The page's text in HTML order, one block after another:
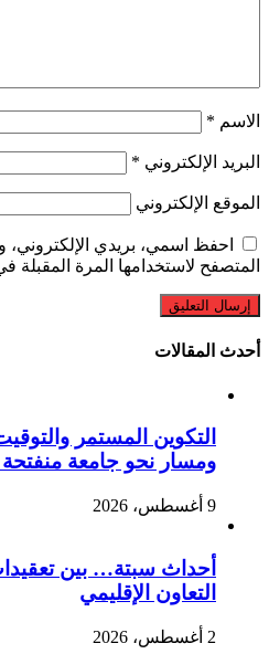
الاسم *
البريد الإلكتروني *
الموقع الإلكتروني
احفظ اسمي، بريدي الإلكتروني،
المتصفح لاستخدامها المرة المقبلة
أحدث المقالات
التكوين المستمر
ومسار نحو جامعة
9 أغسطس، 2026
أحداث سبتة… بين
التعاون الإقليمي
2 أغسطس، 2026